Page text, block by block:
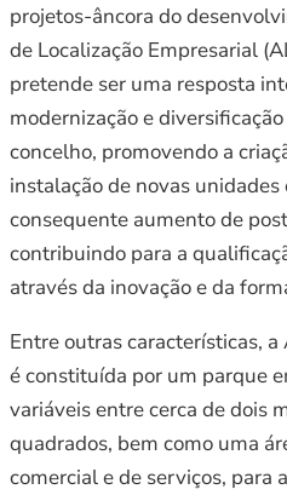
projetos-âncora do
de Localização Empresarial
pretende ser uma resposta
modernização e
concelho, promovendo a
instalação de novas unidades
consequente aumento de
contribuindo para a
através da inovação e da
Entre outras características, a
é constituída por um parque
variáveis entre cerca de dois
quadrados, bem como uma
comercial e de serviços, para